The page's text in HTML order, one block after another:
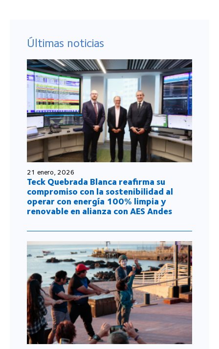
Últimas noticias
21 enero, 2026
Teck Quebrada Blanca reafirma su
compromiso con la sostenibilidad al
operar con energía 100% limpia y
renovable en alianza con AES Andes